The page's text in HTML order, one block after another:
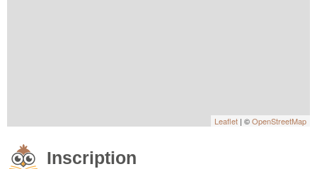
Leaflet | ©OpenStreetMap
Inscription